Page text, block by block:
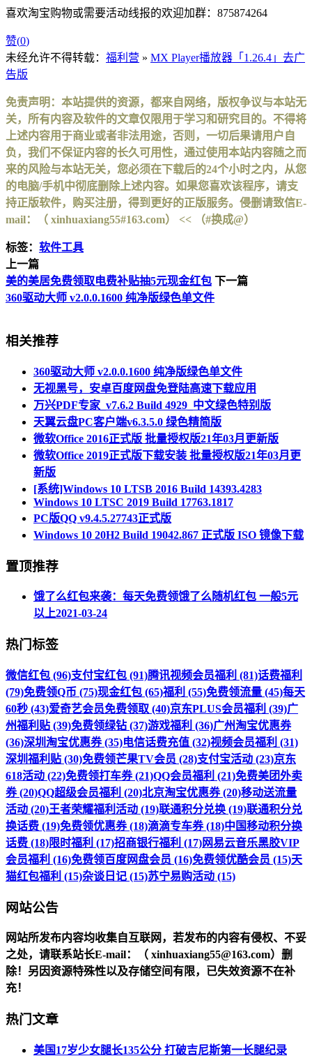
喜欢淘宝购物或需要活动线报的欢迎加群：875874264
赞(0)
未经允许不得转载： 福利营 » MX Player播放器「1.26.4」去广
告版
免责声明：本站提供的资源，都来自网络，版权争议与本站无
关，所有内容及软件的文章仅限用于学习和研究目的。不得将
上述内容用于商业或者非法用途，否则，一切后果请用户自
负，我们不保证内容的长久可用性，通过使用本站内容随之而
来的风险与本站无关，您必须在下载后的24个小时之内，从您
的电脑/手机中彻底删除上述内容。如果您喜欢该程序，请支
持正版软件，购买注册，得到更好的正版服务。侵删请致信E-
mail：（ xinhuaxiang55#163.com） << （#换成@）
标签： 软件工具
上一篇
美的美居免费领取电费补贴抽5元现金红包 下一篇
360驱动大师 v2.0.0.1600 纯净版绿色单文件
相关推荐
360驱动大师 v2.0.0.1600 纯净版绿色单文件
无视黑号，安卓百度网盘免登陆高速下载应用
万兴PDF专家_v7.6.2 Build 4929_中文绿色特别版
天翼云盘PC客户端v6.3.5.0 绿色精简版
微软Office 2016正式版 批量授权版21年03月更新版
微软Office 2019正式版下载安装 批量授权版21年03月更
新版
[系统]Windows 10 LTSB 2016 Build 14393.4283
Windows 10 LTSC 2019 Build 17763.1817
PC版QQ v9.4.5.27743正式版
Windows 10 20H2 Build 19042.867 正式版 ISO 镜像下载
置顶推荐
饿了么红包来袭：每天免费领饿了么随机红包 一般5元
以上2021-03-24
热门标签
微信红包 (96)支付宝红包 (91)腾讯视频会员福利 (81)话费福利
(79)免费领Q币 (75)现金红包 (65)福利 (55)免费领流量 (45)每天
60秒 (43)爱奇艺会员免费领取 (40)京东PLUS会员福利 (39)广
州福利贴 (39)免费领绿钻 (37)游戏福利 (36)广州淘宝优惠券
(36)深圳淘宝优惠券 (35)电信话费充值 (32)视频会员福利 (31)
深圳福利贴 (30)免费领芒果TV会员 (28)支付宝活动 (23)京东
618活动 (22)免费领打车券 (21)QQ会员福利 (21)免费美团外卖
券 (20)QQ超级会员福利 (20)北京淘宝优惠券 (20)移动送流量
活动 (20)王者荣耀福利活动 (19)联通积分兑换 (19)联通积分兑
换话费 (19)免费领优惠券 (18)滴滴专车券 (18)中国移动积分换
话费 (18)限时福利 (17)招商银行福利 (17)网易云音乐黑胶VIP
会员福利 (16)免费领百度网盘会员 (16)免费领优酷会员 (15)天
猫红包福利 (15)杂谈日记 (15)苏宁易购活动 (15)
网站公告
网站所发布内容均收集自互联网，若发布的内容有侵权、不妥
之处，请联系站长E-mail：（ xinhuaxiang55@163.com）删
除！另因资源特殊性以及存储空间有限，已失效资源不在补
充！
热门文章
美国17岁少女腿长135公分 打破吉尼斯第一长腿纪录